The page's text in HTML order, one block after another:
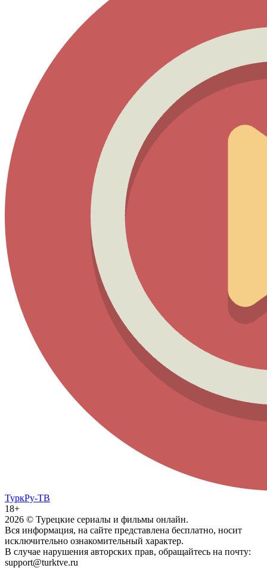
ТуркРу-ТВ
18+
2026 © Турецкие сериалы и фильмы онлайн.
Вся информация, на сайте представлена бесплатно, носит
исключительно ознакомительный характер.
В случае нарушения авторских прав, обращайтесь на почту:
support@turktve.ru